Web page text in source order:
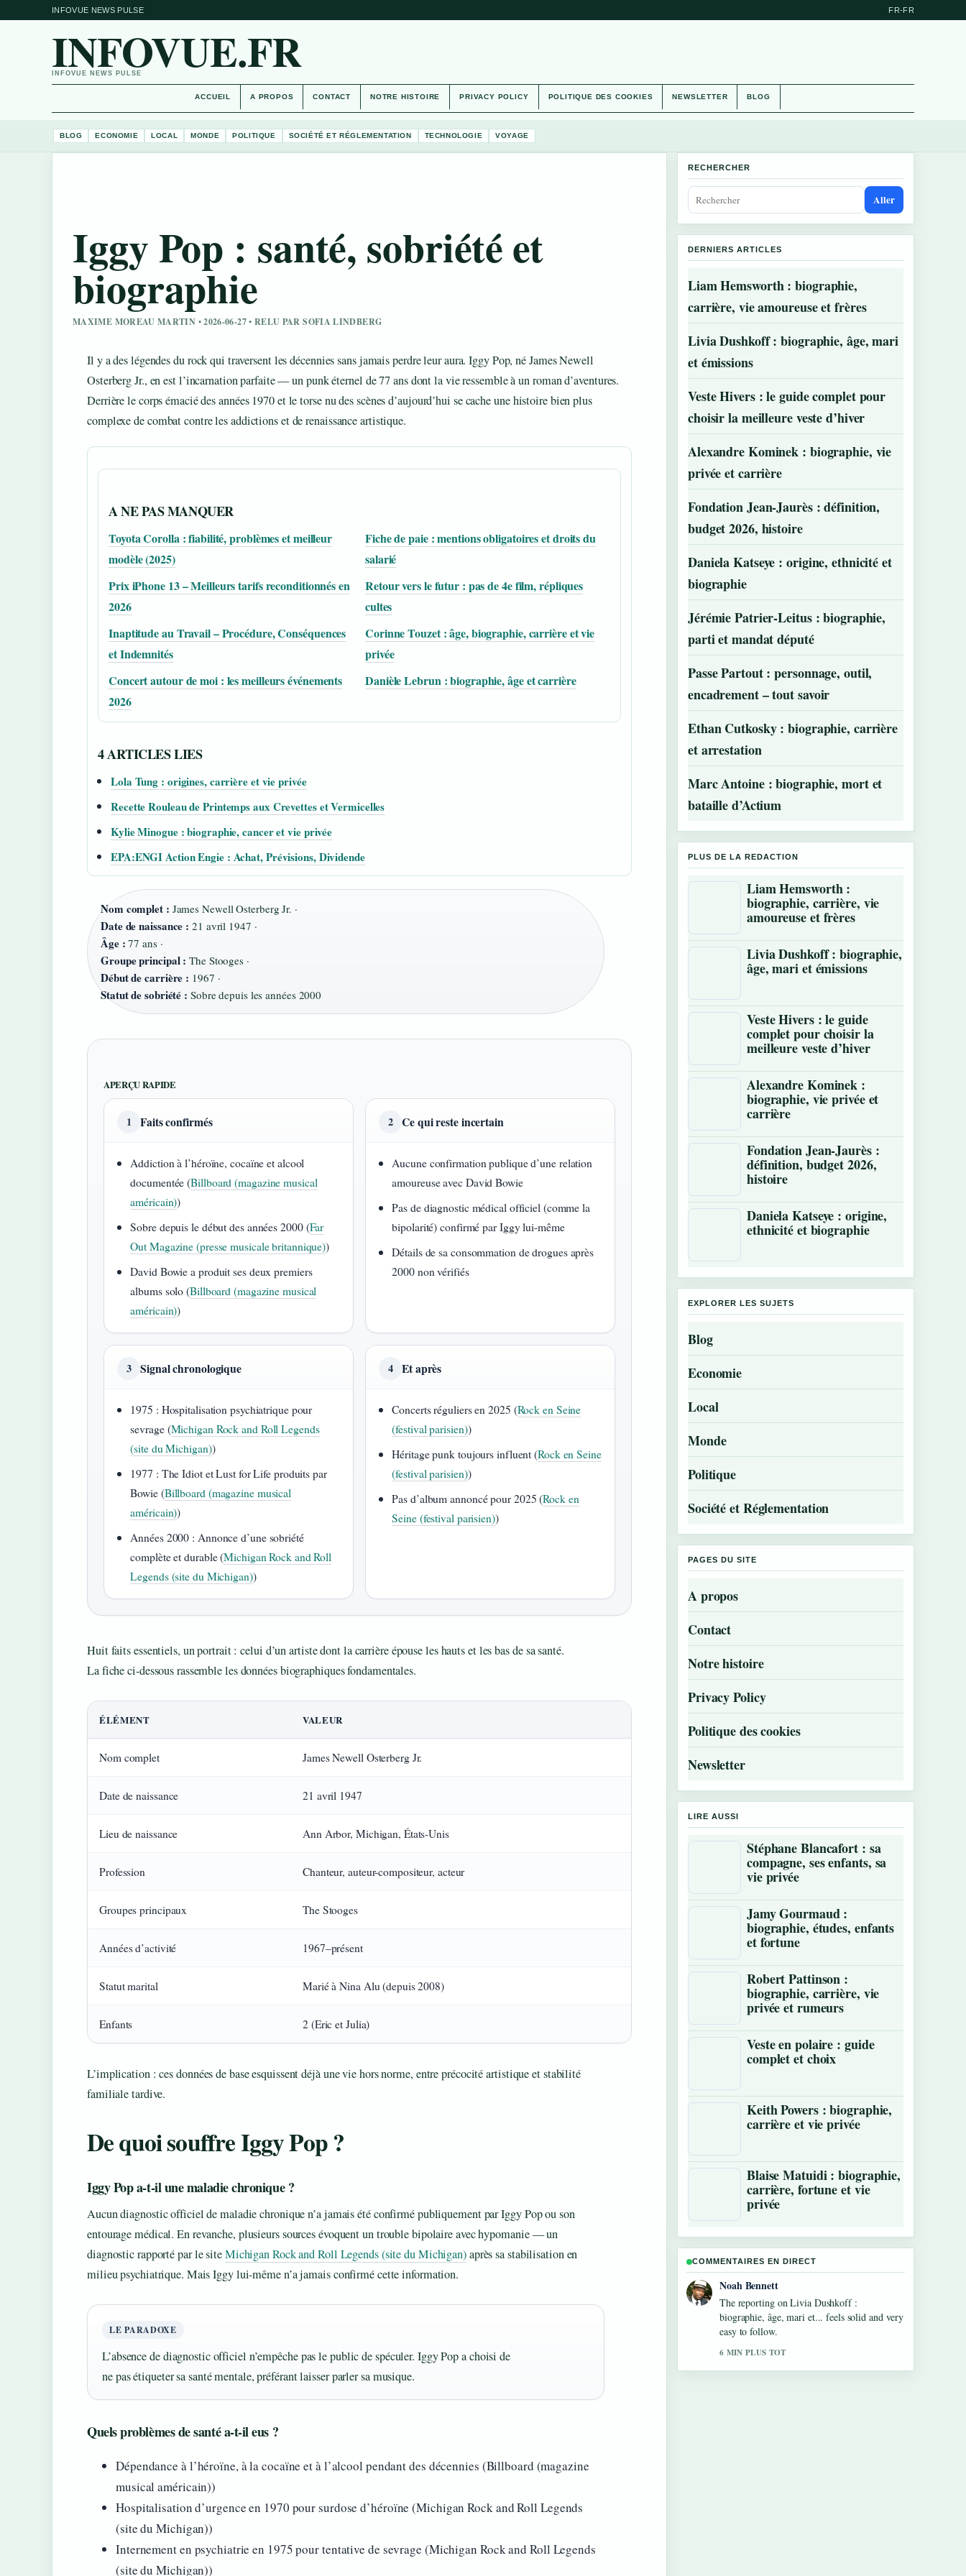
INFOVUE NEWS PULSE FR-FR
INFOVUE.FR
INFOVUE NEWS PULSE
ACCUEIL A PROPOS CONTACT NOTRE HISTOIRE PRIVACY POLICY POLITIQUE DES COOKIES NEWSLETTER BLOG
BLOG ECONOMIE LOCAL MONDE POLITIQUE SOCIÉTÉ ET RÉGLEMENTATION TECHNOLOGIE VOYAGE
Iggy Pop : santé, sobriété et
biographie
MAXIME MOREAU MARTIN • 2026-06-27 • RELU PAR SOFIA LINDBERG
Il y a des légendes du rock qui traversent les décennies sans jamais perdre leur aura. Iggy Pop, né James Newell
Osterberg Jr., en est l’incarnation parfaite — un punk éternel de 77 ans dont la vie ressemble à un roman d’aventures.
Derrière le corps émacié des années 1970 et le torse nu des scènes d’aujourd’hui se cache une histoire bien plus
complexe de combat contre les addictions et de renaissance artistique.
A NE PAS MANQUER
Toyota Corolla : fiabilité, problèmes et meilleur
modèle (2025)
Fiche de paie : mentions obligatoires et droits du
salarié
Prix iPhone 13 – Meilleurs tarifs reconditionnés en
2026
Retour vers le futur : pas de 4e film, répliques
cultes
Inaptitude au Travail – Procédure, Conséquences
et Indemnités
Corinne Touzet : âge, biographie, carrière et vie
privée
Concert autour de moi : les meilleurs événements
2026
Danièle Lebrun : biographie, âge et carrière
4 ARTICLES LIES
Lola Tung : origines, carrière et vie privée
Recette Rouleau de Printemps aux Crevettes et Vermicelles
Kylie Minogue : biographie, cancer et vie privée
EPA:ENGI Action Engie : Achat, Prévisions, Dividende
Nom complet : James Newell Osterberg Jr. ·
Date de naissance : 21 avril 1947 ·
Âge : 77 ans ·
Groupe principal : The Stooges ·
Début de carrière : 1967 ·
Statut de sobriété : Sobre depuis les années 2000
APERÇU RAPIDE
1 Faits confirmés
Addiction à l’héroïne, cocaïne et alcool
documentée (Billboard (magazine musical
américain))
Sobre depuis le début des années 2000 (Far
Out Magazine (presse musicale britannique))
David Bowie a produit ses deux premiers
albums solo (Billboard (magazine musical
américain))
2 Ce qui reste incertain
Aucune confirmation publique d’une relation
amoureuse avec David Bowie
Pas de diagnostic médical officiel (comme la
bipolarité) confirmé par Iggy lui-même
Détails de sa consommation de drogues après
2000 non vérifiés
3 Signal chronologique
1975 : Hospitalisation psychiatrique pour
sevrage (Michigan Rock and Roll Legends
(site du Michigan))
1977 : The Idiot et Lust for Life produits par
Bowie (Billboard (magazine musical
américain))
Années 2000 : Annonce d’une sobriété
complète et durable (Michigan Rock and Roll
Legends (site du Michigan))
4 Et après
Concerts réguliers en 2025 (Rock en Seine
(festival parisien))
Héritage punk toujours influent (Rock en Seine
(festival parisien))
Pas d’album annoncé pour 2025 (Rock en
Seine (festival parisien))
Huit faits essentiels, un portrait : celui d’un artiste dont la carrière épouse les hauts et les bas de sa santé.
La fiche ci-dessous rassemble les données biographiques fondamentales.
ÉLÉMENT VALEUR
Nom complet James Newell Osterberg Jr.
Date de naissance 21 avril 1947
Lieu de naissance Ann Arbor, Michigan, États-Unis
Profession Chanteur, auteur-compositeur, acteur
Groupes principaux The Stooges
Années d’activité 1967–présent
Statut marital Marié à Nina Alu (depuis 2008)
Enfants 2 (Eric et Julia)
L’implication : ces données de base esquissent déjà une vie hors norme, entre précocité artistique et stabilité
familiale tardive.
De quoi souffre Iggy Pop ?
Iggy Pop a-t-il une maladie chronique ?
Aucun diagnostic officiel de maladie chronique n’a jamais été confirmé publiquement par Iggy Pop ou son
entourage médical. En revanche, plusieurs sources évoquent un trouble bipolaire avec hypomanie — un
diagnostic rapporté par le siteMichigan Rock and Roll Legends (site du Michigan)après sa stabilisation en
milieu psychiatrique. Mais Iggy lui-même n’a jamais confirmé cette information.
LE PARADOXE
L’absence de diagnostic officiel n’empêche pas le public de spéculer. Iggy Pop a choisi de
ne pas étiqueter sa santé mentale, préférant laisser parler sa musique.
Quels problèmes de santé a-t-il eus ?
Dépendance à l’héroïne, à la cocaïne et à l’alcool pendant des décennies (Billboard (magazine
musical américain))
Hospitalisation d’urgence en 1970 pour surdose d’héroïne (Michigan Rock and Roll Legends
(site du Michigan))
Internement en psychiatrie en 1975 pour tentative de sevrage (Michigan Rock and Roll Legends
(site du Michigan))
RECHERCHER
Aller
DERNIERS ARTICLES
Liam Hemsworth : biographie,
carrière, vie amoureuse et frères
Livia Dushkoff : biographie, âge, mari
et émissions
Veste Hivers : le guide complet pour
choisir la meilleure veste d’hiver
Alexandre Kominek : biographie, vie
privée et carrière
Fondation Jean-Jaurès : définition,
budget 2026, histoire
Daniela Katseye : origine, ethnicité et
biographie
Jérémie Patrier-Leitus : biographie,
parti et mandat député
Passe Partout : personnage, outil,
encadrement – tout savoir
Ethan Cutkosky : biographie, carrière
et arrestation
Marc Antoine : biographie, mort et
bataille d’Actium
PLUS DE LA REDACTION
Liam Hemsworth :
biographie, carrière, vie
amoureuse et frères
Livia Dushkoff : biographie,
âge, mari et émissions
Veste Hivers : le guide
complet pour choisir la
meilleure veste d’hiver
Alexandre Kominek :
biographie, vie privée et
carrière
Fondation Jean-Jaurès :
définition, budget 2026,
histoire
Daniela Katseye : origine,
ethnicité et biographie
EXPLORER LES SUJETS
Blog
Economie
Local
Monde
Politique
Société et Réglementation
PAGES DU SITE
A propos
Contact
Notre histoire
Privacy Policy
Politique des cookies
Newsletter
LIRE AUSSI
Stéphane Blancafort : sa
compagne, ses enfants, sa
vie privée
Jamy Gourmaud :
biographie, études, enfants
et fortune
Robert Pattinson :
biographie, carrière, vie
privée et rumeurs
Veste en polaire : guide
complet et choix
Keith Powers : biographie,
carrière et vie privée
Blaise Matuidi : biographie,
carrière, fortune et vie
privée
COMMENTAIRES EN DIRECT
Elin Holm
Good verification work around Veste Hivers :
le guide complet pour.... More outlets should
write like this.
8 MIN PLUS TOT